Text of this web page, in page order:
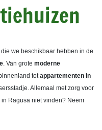
die we beschikbaar hebben in de
. Van grote moderne
totappartementen in
Allemaal met zorg voor
in Ragusa niet vinden? Neem